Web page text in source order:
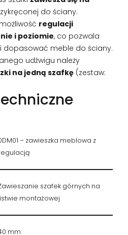
do ściany.
regulacji
i poziomie, co pozwala
dopasować meble do ściany.
udźwigu należy
na jedną szafkę (zestaw:
– zawieszka meblowa z
szafek górnych na
montażowej
mm